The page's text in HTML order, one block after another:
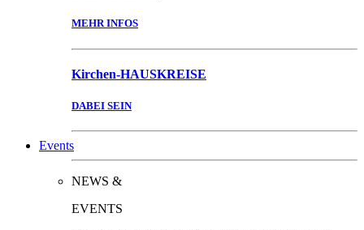
MEHR INFOS
Kirchen-HAUSKREISE
DABEI SEIN
Events
NEWS &
EVENTS